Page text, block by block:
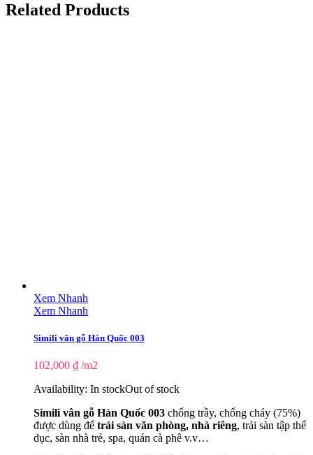
Related Products
Xem Nhanh
Xem Nhanh
Simili vân gỗ Hàn Quốc 003
102,000 ₫ /m2
Availability: In stockOut of stock
Simili vân gỗ Hàn Quốc 003 chống trầy, chống cháy (75%)
được dùng để trải sàn văn phòng, nhà riêng, trải sàn tập thể
dục, sàn nhà trẻ, spa, quán cà phê v.v…